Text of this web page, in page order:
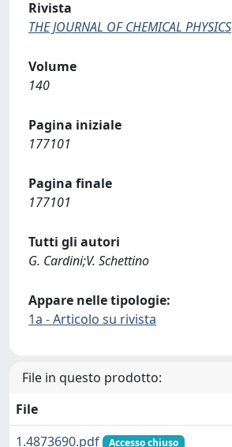
Rivista
THE JOURNAL OF CHEMICAL PHYSICS
Volume
140
Pagina iniziale
177101
Pagina finale
177101
Tutti gli autori
G. Cardini;V. Schettino
Appare nelle tipologie:
1a - Articolo su rivista
File in questo prodotto:
File
1.4873690.pdf
Accesso chiuso